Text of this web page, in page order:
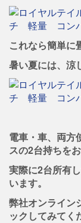
これなら簡単に
暑い夏には、涼
電車・車、両方
スの2台持ちを
実際に2台所有
います。
弊社オンライン
ックしてみて